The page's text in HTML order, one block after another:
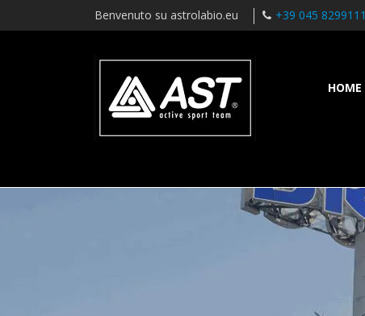
Benvenuto su astrolabio.eu +39 045 8299111
HOME